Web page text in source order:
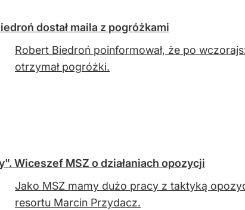
dostał maila z pogróżkami
Robert Biedroń poinformował, że po
otrzymał pogróżki.
Wiceszef MSZ o działaniach opozycji
Jako MSZ mamy dużo pracy z taktyką
resortu Marcin Przydacz.